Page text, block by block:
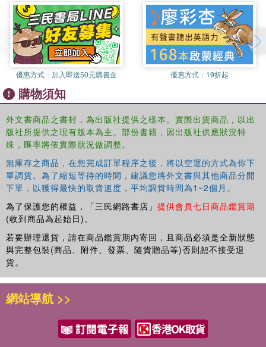
優惠方式： 加入即送50元購書金 優惠方式： 19折起
購物須知
外文書商品之書封，為出版社提供之樣本。實際出貨商品，以出
版社所提供之現有版本為主。部份書籍，因出版社供應狀況特
殊，匯率將依實際狀況做調整。
無庫存之商品，在您完成訂單程序之後，將以空運的方式為你下
單調貨。為了縮短等待的時間，建議您將外文書與其他商品分開
下單，以獲得最快的取貨速度，平均調貨時間為1~2個月。
為了保護您的權益，「三民網路書店」 提供會員七日商品鑑賞期
(收到商品為起始日)。
若要辦理退貨，請在商品鑑賞期內寄回，且商品必須是全新狀態
與完整包裝(商品、附件、發票、隨貨贈品等)否則恕不接受退
貨。
網站導航 >>